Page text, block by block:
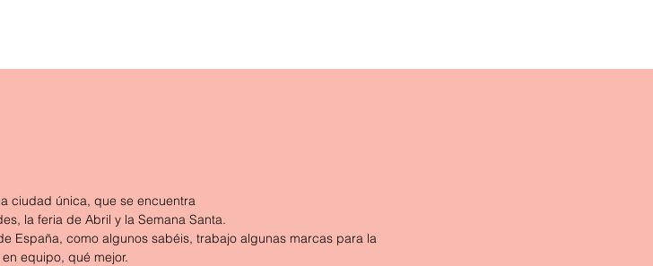
ciudad única, que se encuentra
la feria de Abril y la Semana Santa.
España, como algunos sabéis, trabajo algunas marcas para la
equipo, qué mejor.